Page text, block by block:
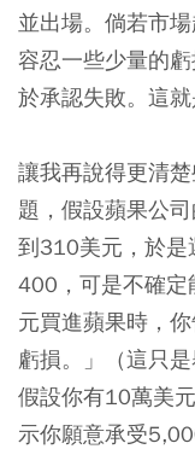
並出場。倘若市
容忍一些少量的
於承認失敗。這就
讓我再說得更清
題，假設蘋果公
到310美元，於是
400，可是不確定
元買進蘋果時，
虧損。」（這只
假設你有10萬美
示你願意承受